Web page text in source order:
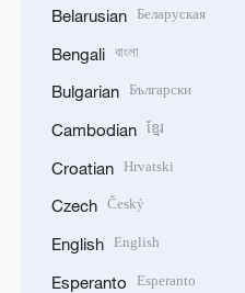
Belarusian Беларуская
Bengali বাংলা
Bulgarian Български
Cambodian ខ្មែរ
Croatian Hrvatski
Czech Český
English English
Esperanto Esperanto